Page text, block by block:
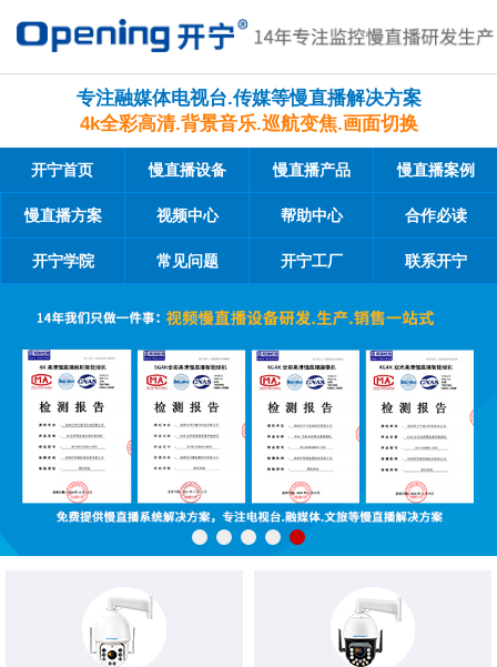
专注融媒体电视台.传媒等慢直播解决方案
4k全彩高清.背景音乐.巡航变焦.画面切换
开宁首页 慢直播设备 慢直播产品 慢直播案例
慢直播方案 视频中心 帮助中心 合作必读
开宁学院 常见问题 开宁工厂 联系开宁